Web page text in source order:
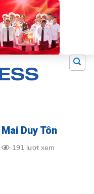
Duy Tôn
191 lượt xem